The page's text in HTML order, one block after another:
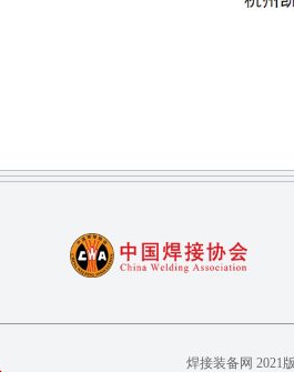
焊接装备网 2021